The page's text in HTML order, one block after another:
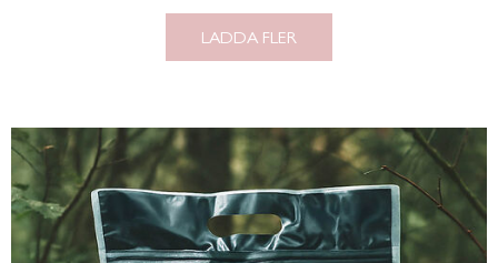
LADDA FLER